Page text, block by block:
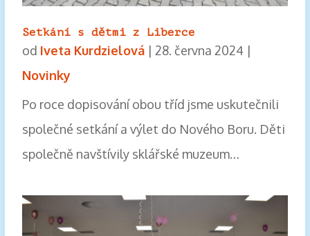
Setkání s dětmi z Liberce
od Iveta Kurdzielová| 28. června 2024 |
Novinky
Po roce dopisování obou tříd jsme uskutečnili
společné setkání a výlet do Nového Boru. Děti
společně navštívily sklářské muzeum…